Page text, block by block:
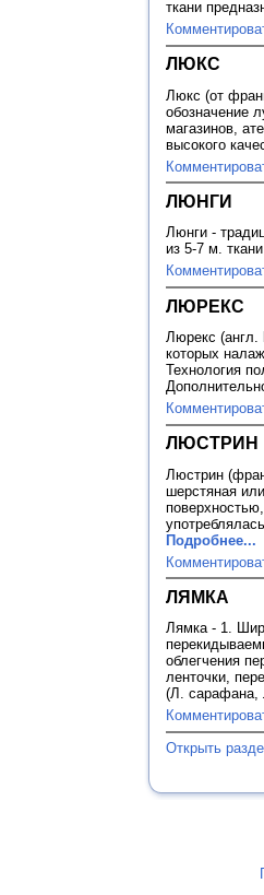
ткани
ЛЮКС
Люкс (от
обозначение
магазинов,
высокого
ЛЮНГИ
Люнги -
из 5-7 м.
ЛЮРЕКС
Люрекс (англ.
которых
Технология
ЛЮСТРИН
Люстрин
шерстяная
Подробнее...
ЛЯМКА
Лямка - 1.
облегчения
ленточки,
(Л.
Открыть